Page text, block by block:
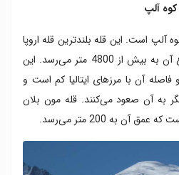
آلپ
آلپ است. این قله بلند‌ترین قله اروپا
نیز محسوب می‌شود که ارتفاع آن به بیش از 4800 متر می‌رسد. این
فاصله آن با مرزهای ایتالیا کم است و
20 هزار گردشگر به آن صعود می‌کنند. قله مون بلان
آن به 200 متر می‌رسد.